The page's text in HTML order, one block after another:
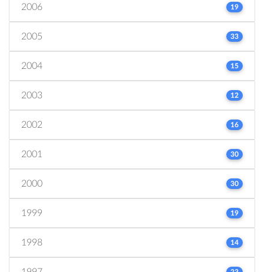
2006 19
2005 33
2004 15
2003 12
2002 16
2001 30
2000 30
1999 19
1998 14